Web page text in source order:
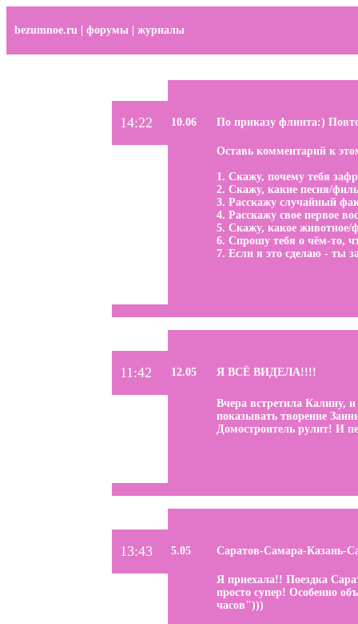
bezumnoe.ru форумы журналы
14:22 10.06 По приказу флинта:)
Оставь комментарий к
1. Скажу, почему тебя
2. Скажу, какие песня/
3. Расскажу случайный
4. Расскажу свое первое
5. Скажу, какое
6. Спрошу тебя о чём-то,
7. Если я это сделаю - ты
11:42 12.05 Я ВСЁ ВИДЕЛА!!!!
Вчера встретила Калину,
показывать творение
Домостроитель рулит! И
13:43 5.05 Саратов-Самара-Казань-
Я приехала!! Поездка
просто супер! Особенно
часов")))